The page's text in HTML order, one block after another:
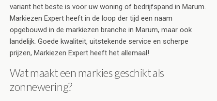
variant het beste is voor uw woning of bedrijfspand in Marum.
Markiezen Expert heeft in de loop der tijd een naam
opgebouwd in de markiezen branche in Marum, maar ook
landelijk. Goede kwaliteit, uitstekende service en scherpe
prijzen, Markiezen Expert heeft het allemaal!
Wat maakt een markies geschikt als
zonnewering?